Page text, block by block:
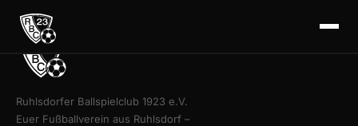
Ruhlsdorfer Ballspielclub 1923 e.V.
Euer Fußballverein aus Ruhlsdorf –